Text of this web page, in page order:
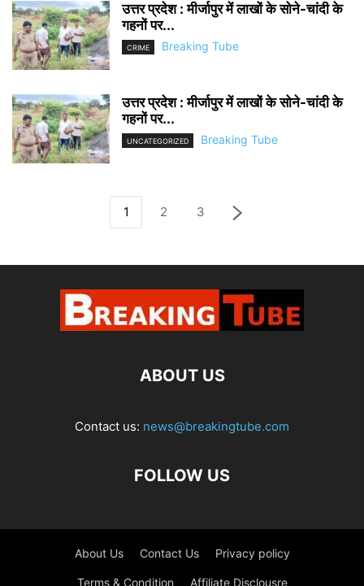
उत्तर प्रदेश : मीर्जापुर में लाखों के सोने-चांदी के
गहनों पर...
CRIME Breaking Tube
उत्तर प्रदेश : मीर्जापुर में लाखों के सोने-चांदी के
गहनों पर...
UNCATEGORIZED Breaking Tube
1 2 3
ABOUT US
Contact us: news@breakingtube.com
FOLLOW US
About Us Contact Us Privacy policy
Terms & Condition Affiliate Disclousre